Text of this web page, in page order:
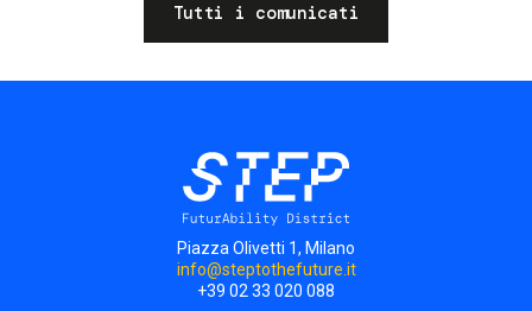
Tutti i comunicati
Piazza Olivetti 1, Milano
info@steptothefuture.it
+39 02 33 020 088